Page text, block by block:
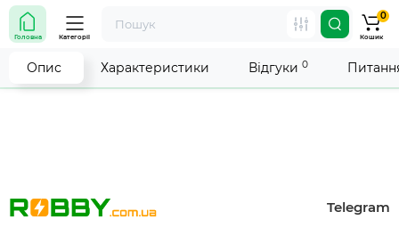
Увага! Роботу магазину тимчасово припинено. Ми
робимо все можливе, щоб відновити прийом
замовлень якнайшвидше.
Telegram
Головна Категорії
0
Кошик
Опис Характеристики Відгуки 0